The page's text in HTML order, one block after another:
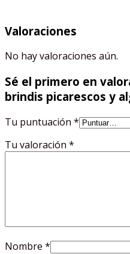
Valoraciones
No hay valoraciones aún.
Sé el primero en
brindis picarescos y
Tu puntuación *
Tu valoración *
Nombre *